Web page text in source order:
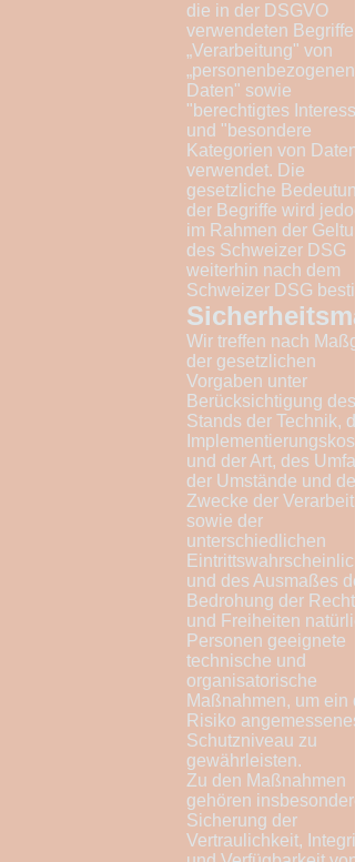
die in der DSGVO
verwendeten Begriffe
„Verarbeitung" von
„personenbezogenen
Daten" sowie
"berechtigtes
und "besondere
Kategorien von Daten"
verwendet. Die
gesetzliche
der Begriffe wird
im Rahmen der
des Schweizer DSG
weiterhin nach dem
Schweizer DSG
Wir treffen nach
der gesetzlichen
Vorgaben unter
Berücksichtigung des
Stands der Technik,
und der Art, des
der Umstände und der
Zwecke der
sowie der
unterschiedlichen
und des Ausmaßes
Bedrohung der Rechte
und Freiheiten
Personen geeignete
technische und
organisatorische
Maßnahmen, um ein
Risiko angemessenes
Schutzniveau zu
gewährleisten.
Zu den Maßnahmen
gehören
Sicherung der
Vertraulichkeit,